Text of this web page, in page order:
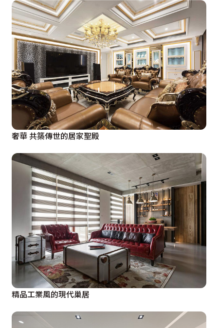
奢華 共築傳世的居家聖殿
精品工業風的現代巢居